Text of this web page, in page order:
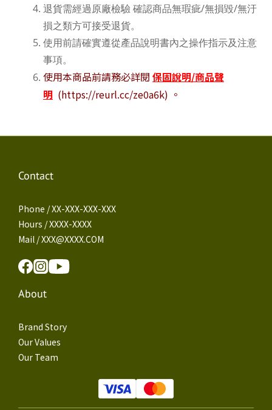
退貨需經過原廠檢驗 確認商品無瑕疵/無損毀/無汙
損之類方可接受退貨。
使用前請確實遵從產品說明書內之操作指示及注意
事項。
使用本商品前請務必詳閱 保固說明/商品聲
明 (https://reurl.cc/ze0a6k) 。
Contact
Phone / XX-XXX-XXX-XXX
Hours / XXXX-XXXX
Mail / XXX@XXXX.COM
About
Brand Story
Our Values
Our Team